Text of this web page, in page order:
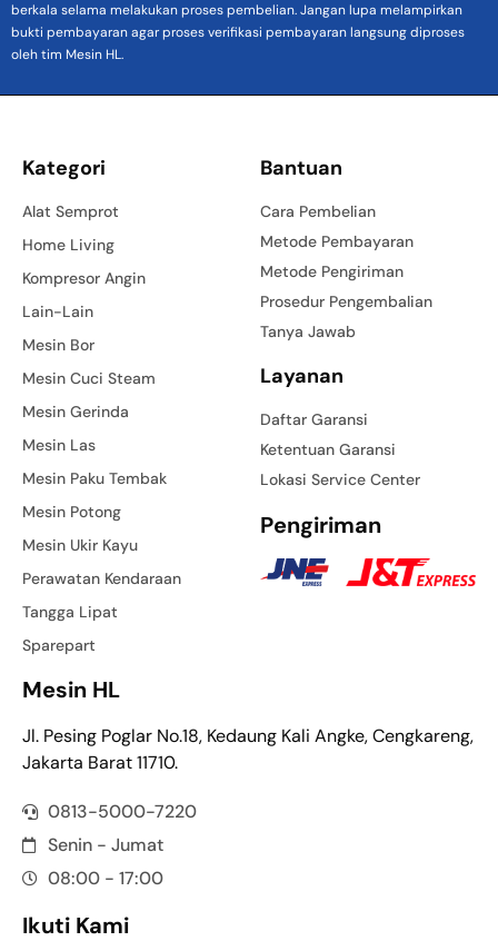
berkala selama melakukan proses pembelian. Jangan lupa melampirkan
bukti pembayaran agar proses verifikasi pembayaran langsung diproses
oleh tim Mesin HL.
Kategori
Alat Semprot
Home Living
Kompresor Angin
Lain-Lain
Mesin Bor
Mesin Cuci Steam
Mesin Gerinda
Mesin Las
Mesin Paku Tembak
Mesin Potong
Mesin Ukir Kayu
Perawatan Kendaraan
Tangga Lipat
Sparepart
Bantuan
Cara Pembelian
Metode Pembayaran
Metode Pengiriman
Prosedur Pengembalian
Tanya Jawab
Layanan
Daftar Garansi
Ketentuan Garansi
Lokasi Service Center
Pengiriman
Mesin HL
Jl. Pesing Poglar No.18, Kedaung Kali Angke, Cengkareng,
Jakarta Barat 11710.
0813-5000-7220
Senin - Jumat
08:00 - 17:00
Ikuti Kami